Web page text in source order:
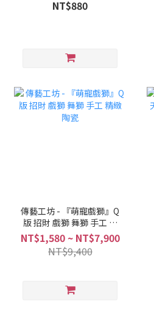
NT$880
傳藝工坊 - 『萌寵戲獅』Q
版 招財 戲獅 舞獅 手工 精
緻 陶瓷
NT$1,580 ~ NT$7,900
NT$9,400